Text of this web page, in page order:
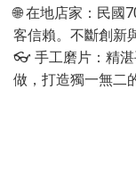
🌐 在地店家：民國
客信賴。不斷創新
👓 手工磨片：精
做，打造獨一無二